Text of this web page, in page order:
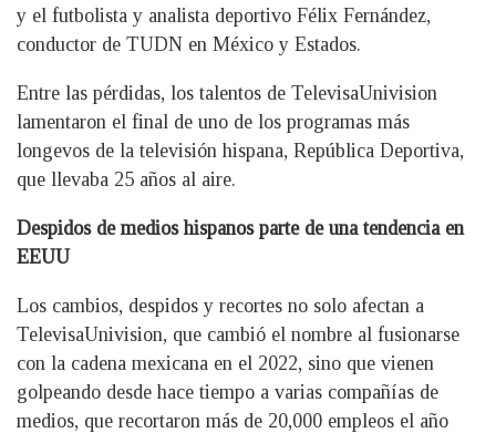
y el futbolista y analista deportivo Félix Fernández,
conductor de TUDN en México y Estados.
Entre las pérdidas, los talentos de TelevisaUnivision
lamentaron el final de uno de los programas más
longevos de la televisión hispana, República Deportiva,
que llevaba 25 años al aire.
Despidos de medios hispanos parte de una tendencia en
EEUU
Los cambios, despidos y recortes no solo afectan a
TelevisaUnivision, que cambió el nombre al fusionarse
con la cadena mexicana en el 2022, sino que vienen
golpeando desde hace tiempo a varias compañías de
medios, que recortaron más de 20,000 empleos el año